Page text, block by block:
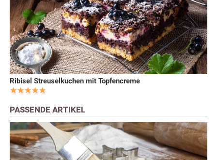
Ribisel Streuselkuchen mit Topfencreme
PASSENDE ARTIKEL